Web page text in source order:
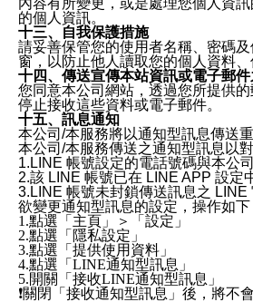
的個人資訊。
十三、自我保護措施
請妥善保管您的使用者名稱、密碼
窗，以防止他人讀取您的個人資料、
十四、傳送宣傳本站資訊或電子郵
您同意本公司網站，透過您所提供
停止接收這些資料或電子郵件。
十五、訊息通知
本公司/本服務將以通知型訊息傳送
本公司/本服務傳送之通知型訊息以
1.LINE 帳號設定的電話號碼與本公
2.該 LINE 帳號已在 LINE APP 設定
3.LINE 帳號未封鎖傳送訊息之 LINE
欲變更通知型訊息的設定，操作如下
1.點選「主頁」＞「設定」
2.點選「隱私設定」
3.點選「提供使用資料」
4.點選「LINE通知型訊息」
5.開關「接收LINE通知型訊息」
❗️關閉「接收通知型訊息」後，將不